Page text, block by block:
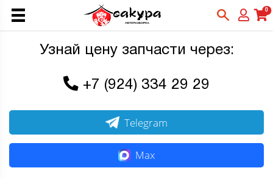
0
Узнай цену запчасти через:
+7 (924) 334 29 29
Telegram
Max